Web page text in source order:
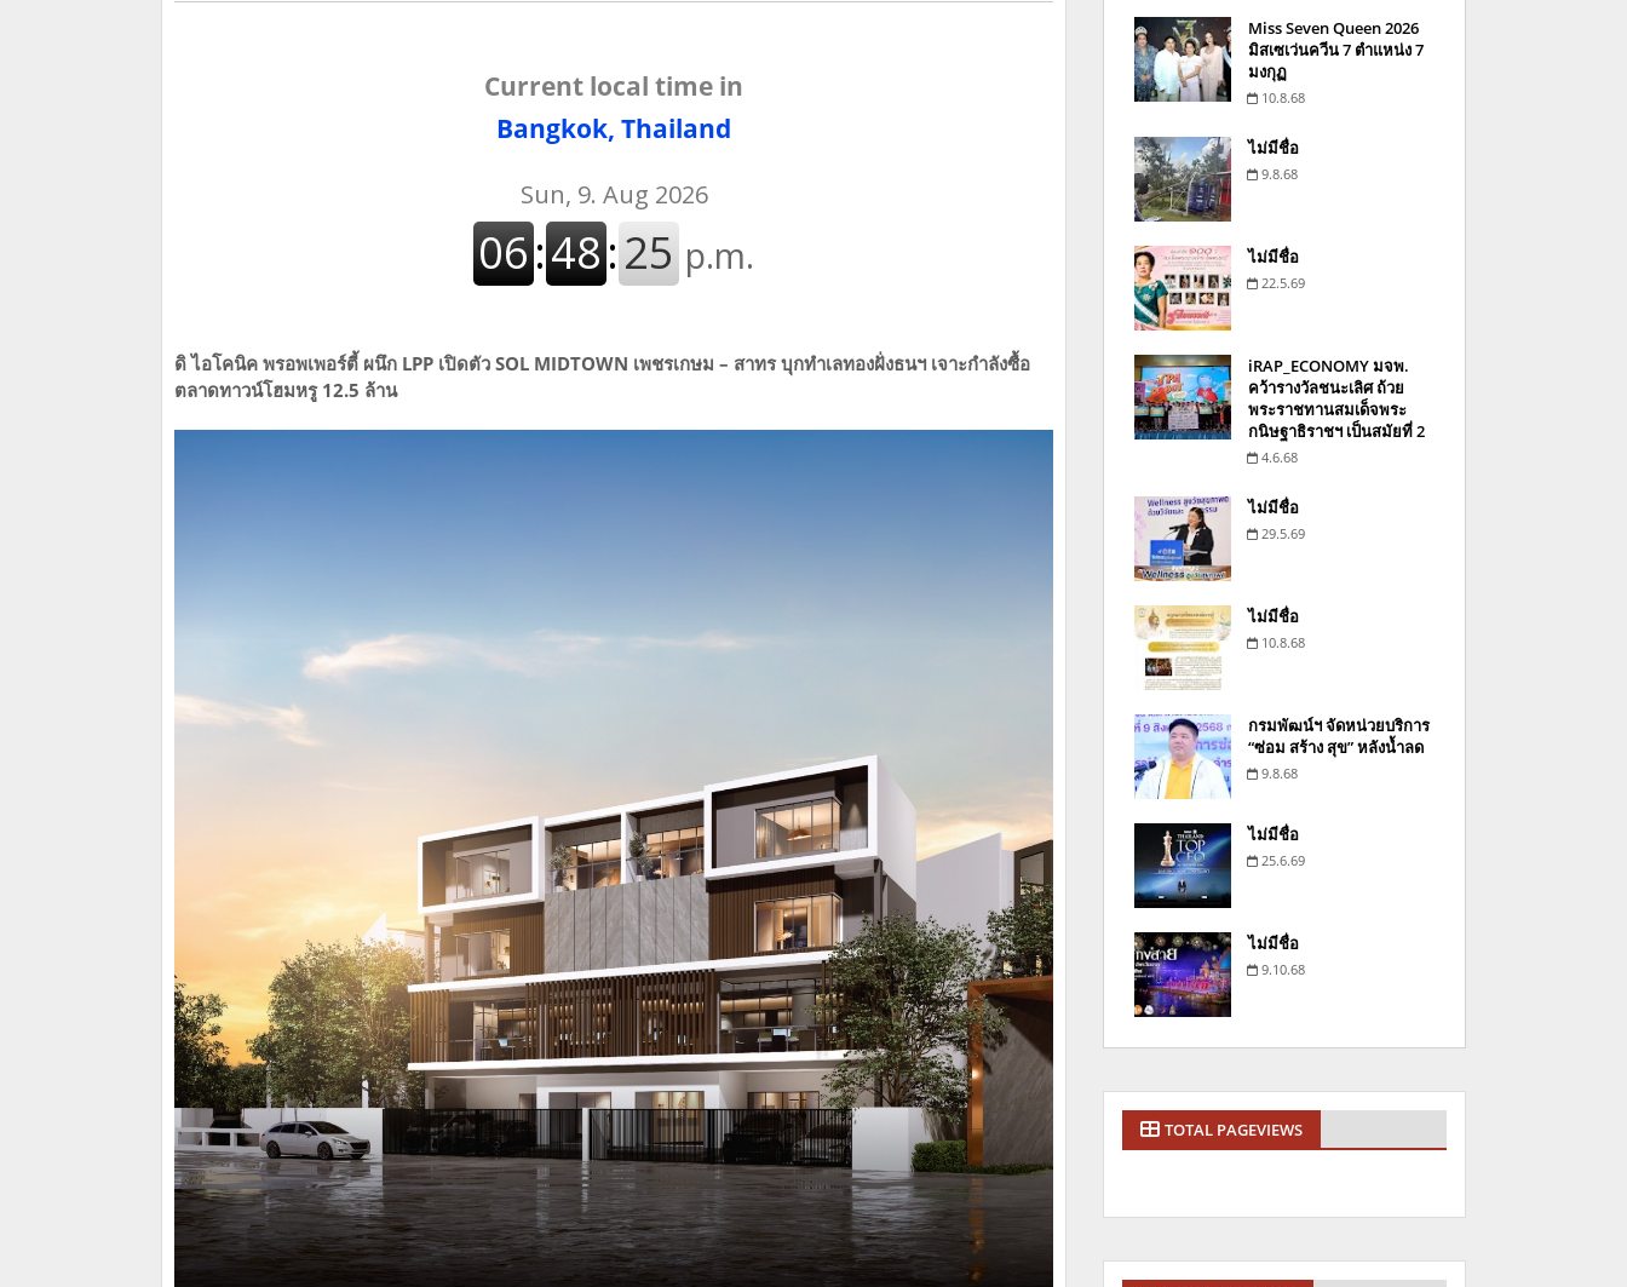
Current local time in
Bangkok, Thailand
ดิ ไอโคนิค พรอพเพอร์ตี้ ผนึก LPP เปิดตัว SOL MIDTOWN เพชรเกษม – สาทร บุกทำเลทองฝั่งธนฯ เจาะกำลังซื้อ
ตลาดทาวน์โฮมหรู 12.5 ล้าน
Miss Seven Queen 2026
มิสเซเว่นควีน 7 ตำแหน่ง 7
มงกุฏ
10.8.68
ไม่มีชื่อ
9.8.68
ไม่มีชื่อ
22.5.69
iRAP_ECONOMY มจพ.
คว้ารางวัลชนะเลิศ ถ้วย
พระราชทานสมเด็จพระ
กนิษฐาธิราชฯ เป็นสมัยที่ 2
4.6.68
ไม่มีชื่อ
29.5.69
ไม่มีชื่อ
10.8.68
กรมพัฒน์ฯ จัดหน่วยบริการ
“ซ่อม สร้าง สุข” หลังน้ำลด
9.8.68
ไม่มีชื่อ
25.6.69
ไม่มีชื่อ
9.10.68
TOTAL PAGEVIEWS